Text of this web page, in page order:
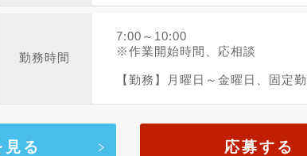
勤務時間
7:00～10:00
※作業開始時間、応相談
【勤務】月曜日～金曜日、固定
見る 応募する